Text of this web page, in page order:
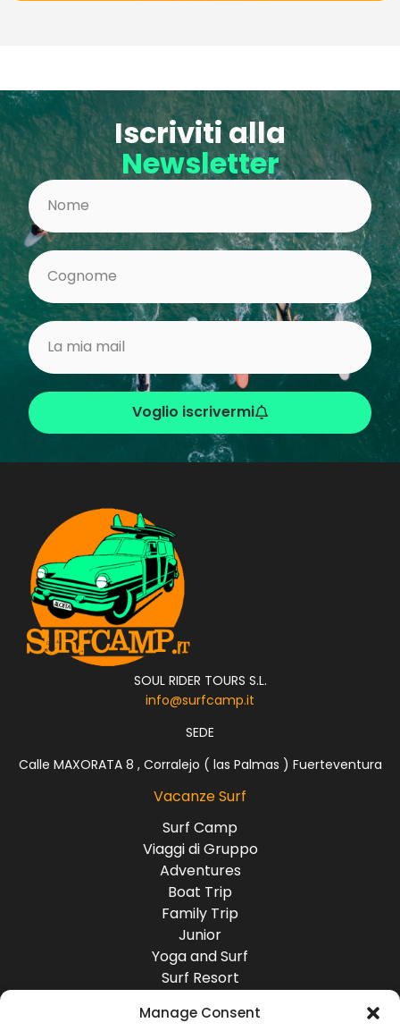
Manage Consent
Iscriviti alla
Newsletter
Voglio iscrivermi
SOUL RIDER TOURS S.L.
info@surfcamp.it
SEDE
Calle MAXORATA 8 , Corralejo ( las Palmas ) Fuerteventura
Vacanze Surf
Surf Camp
Viaggi di Gruppo
Adventures
Boat Trip
Family Trip
Junior
Yoga and Surf
Surf Resort
Destinazioni